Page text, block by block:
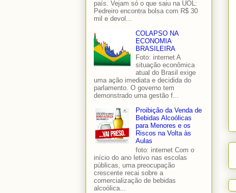
país. Vejam só o que saiu na UOL:
Pedreiro encontra bolsa com R$ 30
mil e devol...
COLAPSO NA
ECONOMIA
BRASILEIRA
Foto: internet A
situação econômica
atual do Brasil exige
uma ação imediata e decidida do
parlamento. O governo tem
demonstrado uma gestão f...
Proibição da Venda de
Bebidas Alcoólicas
para Menores e os
Riscos na Volta às
Aulas
foto: internet Com o
início do ano letivo nas escolas
públicas, uma preocupação
crescente recai sobre a
comercialização de bebidas
alcoólica...